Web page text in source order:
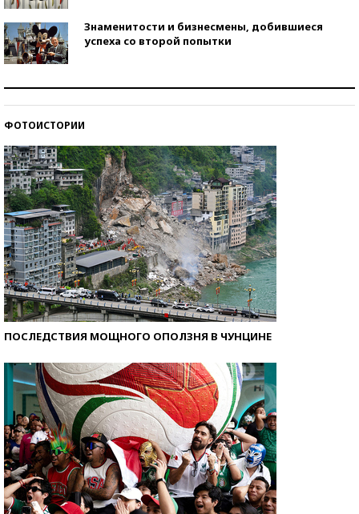
Знаменитости и бизнесмены, добившиеся
успеха со второй попытки
ФОТОИСТОРИИ
ПОСЛЕДСТВИЯ МОЩНОГО ОПОЛЗНЯ В ЧУНЦИНЕ